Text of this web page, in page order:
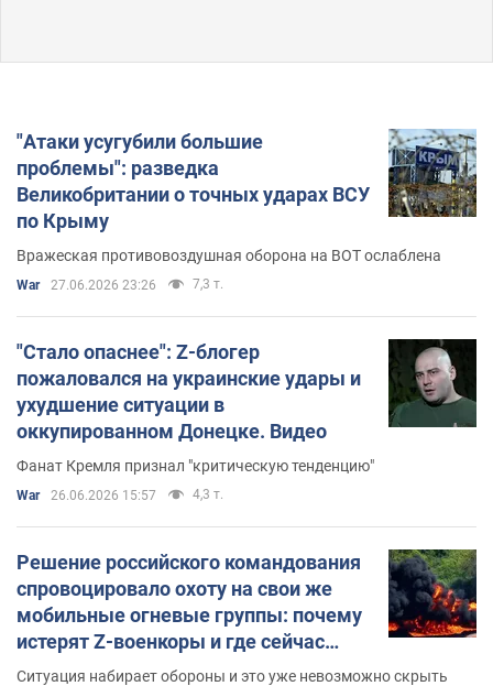
"Атаки усугубили большие
проблемы": разведка
Великобритании о точных ударах ВСУ
по Крыму
Вражеская противовоздушная оборона на ВОТ ослаблена
War 27.06.2026 23:26 7,3 т.
"Стало опаснее": Z-блогер
пожаловался на украинские удары и
ухудшение ситуации в
оккупированном Донецке. Видео
Фанат Кремля признал "критическую тенденцию"
War 26.06.2026 15:57 4,3 т.
Решение российского командования
спровоцировало охоту на свои же
мобильные огневые группы: почему
истерят Z-военкоры и где сейчас
наиболеее горячо
Ситуация набирает обороны и это уже невозможно скрыть